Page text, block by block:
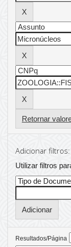
Retornar
Adicionar filtros:
Utilizar filtros
Resultados/Página